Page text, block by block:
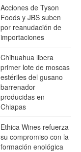
Acciones de Tyson
Foods y JBS suben
por reanudación de
importaciones
Chihuahua libera
primer lote de moscas
estériles del gusano
barrenador
producidas en
Chiapas
Ethica Wines refuerza
su compromiso con la
formación enológica